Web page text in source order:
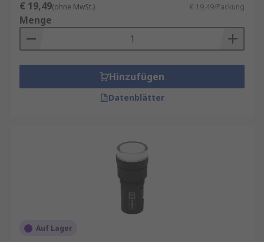
€ 19,49(ohne MwSt.) € 19,49/Packung
Menge
Hinzufügen
Datenblätter
Auf Lager